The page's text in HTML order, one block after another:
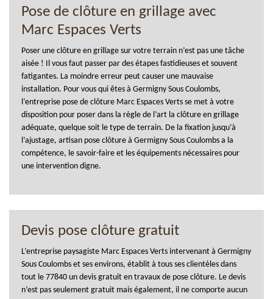
Pose de clôture en grillage avec
Marc Espaces Verts
Poser une clôture en grillage sur votre terrain n’est pas une tâche
aisée ! Il vous faut passer par des étapes fastidieuses et souvent
fatigantes. La moindre erreur peut causer une mauvaise
installation. Pour vous qui êtes à Germigny Sous Coulombs,
l’entreprise pose de clôture Marc Espaces Verts se met à votre
disposition pour poser dans la règle de l’art la clôture en grillage
adéquate, quelque soit le type de terrain. De la fixation jusqu’à
l’ajustage, artisan pose clôture à Germigny Sous Coulombs a la
compétence, le savoir-faire et les équipements nécessaires pour
une intervention digne.
Devis pose clôture gratuit
L’entreprise paysagiste Marc Espaces Verts intervenant à Germigny
Sous Coulombs et ses environs, établit à tous ses clientèles dans
tout le 77840 un devis gratuit en travaux de pose clôture. Le devis
n’est pas seulement gratuit mais également, il ne comporte aucun